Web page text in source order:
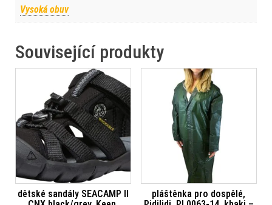
Vysoká obuv
Související produkty
dětské sandály SEACAMP II
pláštěnka pro dospělé,